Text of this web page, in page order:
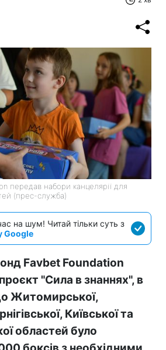
передав набори канцелярії для
(прес-служба)
на шум! Читай тільки суть з
Google
Favbet Foundation
"Сила в знаннях", в
Житомирської,
Київської та
областей було